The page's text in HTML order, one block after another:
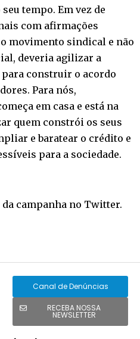
tempo. Em vez de
com afirmações
movimento sindical e não
deveria agilizar a
construir o acordo
Para nós,
em casa e está na
quem constrói os seus
e baratear o crédito e
para a sociedade.
campanha no Twitter.
Canal de Denúncias
RECEBA NOSSA
NEWSLETTER